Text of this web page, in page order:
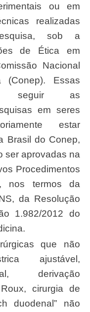
realizadas
sob a
de Ética em
Nacional
Essas
seguir as
em seres
estar
Brasil do Conep,
ser aprovadas na
Procedimentos
nos termos da
da Resolução
1.982/2012 do
ajustável,
derivação
cirurgia de
duodenal” não